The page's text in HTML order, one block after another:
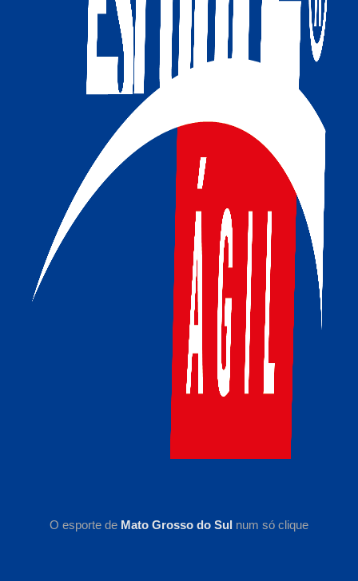
O esporte de Mato Grosso do Sul num só clique